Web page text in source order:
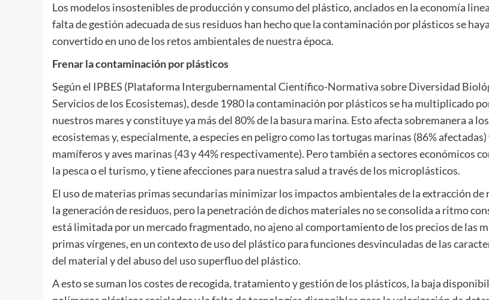
Los modelos insostenibles de producción y consumo del plástico, anclados en la economía
falta de gestión adecuada de sus residuos han hecho que la contaminación por plásticos se haya
convertido en uno de los retos ambientales de nuestra época.
Frenar la contaminación por plásticos
Según el IPBES (Plataforma Intergubernamental Científico-Normativa sobre Diversidad
Servicios de los Ecosistemas), desde 1980 la contaminación por plásticos se ha multiplicado
nuestros mares y constituye ya más del 80% de la basura marina. Esto afecta sobremanera a los
ecosistemas y, especialmente, a especies en peligro como las tortugas marinas (86% afectadas)
mamíferos y aves marinas (43 y 44% respectivamente). Pero también a sectores económicos
la pesca o el turismo, y tiene afecciones para nuestra salud a través de los microplásticos.
El uso de materias primas secundarias minimizar los impactos ambientales de la extracción de
la generación de residuos, pero la penetración de dichos materiales no se consolida a ritmo
está limitada por un mercado fragmentado, no ajeno al comportamiento de los precios de las
primas vírgenes, en un contexto de uso del plástico para funciones desvinculadas de las
del material y del abuso del uso superfluo del plástico.
A esto se suman los costes de recogida, tratamiento y gestión de los plásticos, la baja